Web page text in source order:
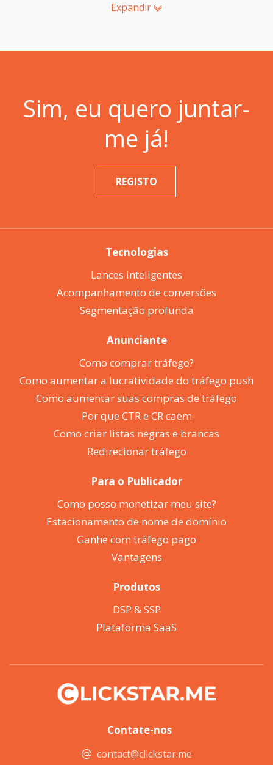
Expandir
Sim, eu quero juntar-
me já!
REGISTO
Tecnologias
Lances inteligentes
Acompanhamento de conversões
Segmentação profunda
Anunciante
Como comprar tráfego?
Como aumentar a lucratividade do tráfego push
Como aumentar suas compras de tráfego
Por que CTR e CR caem
Como criar listas negras e brancas
Redirecionar tráfego
Para o Publicador
Como posso monetizar meu site?
Estacionamento de nome de domínio
Ganhe com tráfego pago
Vantagens
Produtos
DSP & SSP
Plataforma SaaS
Contate-nos
contact@clickstar.me